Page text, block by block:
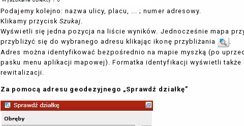
Podajemy kolejno: nazwa ulicy, placu, ... ; numer adresowy.
Klikamy przycisk Szukaj.
Wyświetli się jedna pozycja na liście wyników. Jednocześnie mapa
przybliżyć się do wybranego adresu klikając ikonę przybliżania
.
Adres można identyfikować bezpośrednio na mapie myszką (po
pasku menu aplikacji mapowej). Formatka identyfikacji wyświetli
rewitalizacji.
Za pomocą adresu geodezyjnego „Sprawdź działkę”